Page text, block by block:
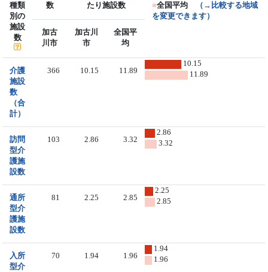
種類
別の
施設
数
数
たり施設数
■全国平均
（→比較する地域
を変更できます）
加古
川市
加古川
市
全国平
均
介護
施設
数
（合
計）
366 10.15 11.89
10.15
11.89
訪問
型介
護施
設数
103 2.86 3.32
2.86
3.32
通所
型介
護施
設数
81 2.25 2.85
2.25
2.85
入所
型介
70 1.94 1.96
1.94
1.96